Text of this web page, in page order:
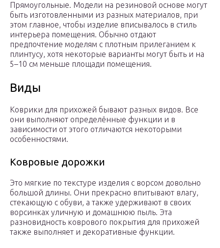
Прямоугольные. Модели на резиновой основе могут
быть изготовленными из разных материалов, при
этом главное, чтобы изделие вписывалось в стиль
интерьера помещения. Обычно отдают
предпочтение моделям с плотным прилеганием к
плинтусу, хотя некоторые варианты могут быть и на
5–10 см меньше площади помещения.
Виды
Коврики для прихожей бывают разных видов. Все
они выполняют определённые функции и в
зависимости от этого отличаются некоторыми
особенностями.
Ковровые дорожки
Это мягкие по текстуре изделия с ворсом довольно
большой длины. Они прекрасно впитывают влагу,
стекающую с обуви, а также удерживают в своих
ворсинках уличную и домашнюю пыль. Эта
разновидность коврового покрытия для прихожей
также выполняет и декоративные функции.